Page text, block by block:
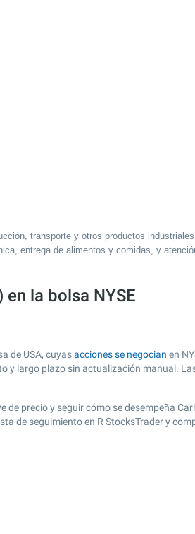
transporte y otros productos
entrega de alimentos y comidas, y
la bolsa NYSE
de USA, cuyasacciones se negocian en
y largo plazo sin actualización manual.
precio y seguir cómo se desempeña
de seguimiento en R StocksTrader y